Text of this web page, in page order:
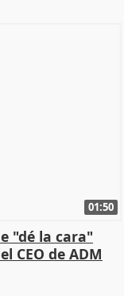
01:50
"dé la cara"
CEO de ADM